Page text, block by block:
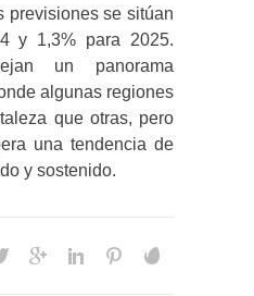
previsiones se sitúan
y 1,3% para 2025.
un panorama
algunas regiones
que otras, pero
una tendencia de
y sostenido.